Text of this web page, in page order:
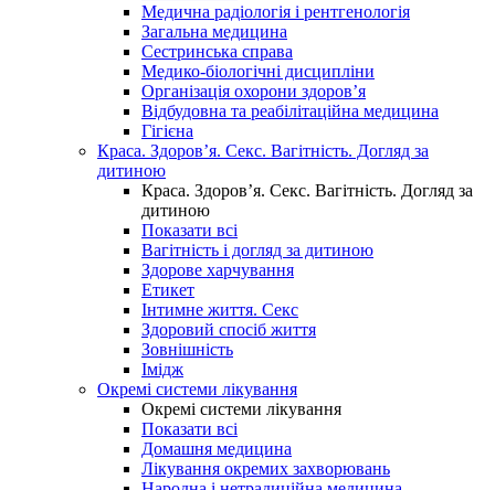
Медична радіологія і рентгенологія
Загальна медицина
Сестринська справа
Медико-біологічні дисципліни
Організація охорони здоров’я
Відбудовна та реабілітаційна медицина
Гігієна
Краса. Здоров’я. Секс. Вагітність. Догляд за
дитиною
Краса. Здоров’я. Секс. Вагітність. Догляд за
дитиною
Показати всі
Вагітність і догляд за дитиною
Здорове харчування
Етикет
Інтимне життя. Секс
Здоровий спосіб життя
Зовнішність
Імідж
Окремі системи лікування
Окремі системи лікування
Показати всі
Домашня медицина
Лікування окремих захворювань